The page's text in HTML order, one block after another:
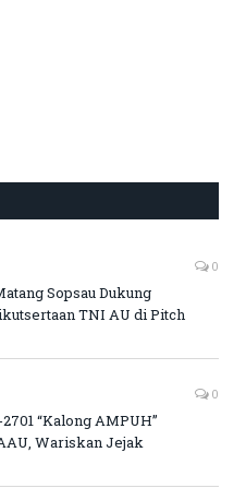
0
Sopsau Dukung
TNI AU di Pitch
0
“Kalong AMPUH”
Wariskan Jejak